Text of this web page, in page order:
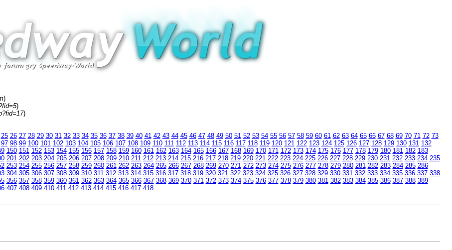
)
)
)
25 26 27 28 29 30 31 32 33 34 35 36 37 38 39 40 41 42 43 44 45 46 47 48 49 50 51 52 53 54 55 56 57 58 59 60 61 62 63 64 65 66 67 68 69 70 71 72 73
97 98 99 100 101 102 103 104 105 106 107 108 109 110 111 112 113 114 115 116 117 118 119 120 121 122 123 124 125 126 127 128 129 130 131 132
150 151 152 153 154 155 156 157 158 159 160 161 162 163 164 165 166 167 168 169 170 171 172 173 174 175 176 177 178 179 180 181 182 183
201 202 203 204 205 206 207 208 209 210 211 212 213 214 215 216 217 218 219 220 221 222 223 224 225 226 227 228 229 230 231 232 233 234 235
253 254 255 256 257 258 259 260 261 262 263 264 265 266 267 268 269 270 271 272 273 274 275 276 277 278 279 280 281 282 283 284 285 286
304 305 306 307 308 309 310 311 312 313 314 315 316 317 318 319 320 321 322 323 324 325 326 327 328 329 330 331 332 333 334 335 336 337 338
356 357 358 359 360 361 362 363 364 365 366 367 368 369 370 371 372 373 374 375 376 377 378 379 380 381 382 383 384 385 386 387 388 389
407 408 409 410 411 412 413 414 415 416 417 418